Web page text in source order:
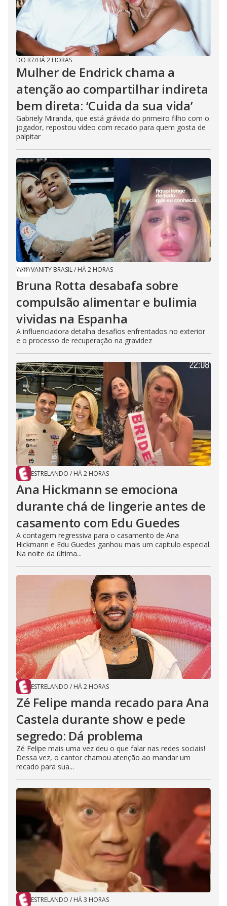
DO R7/HÁ 2 HORAS
Mulher de Endrick chama a
atenção ao compartilhar indireta
bem direta: ‘Cuida da sua vida’
Gabriely Miranda, que está grávida do primeiro filho com o
jogador, repostou vídeo com recado para quem gosta de
palpitar
VANITY BRASIL/ HÁ 2 HORAS
Bruna Rotta desabafa sobre
compulsão alimentar e bulimia
vividas na Espanha
A influenciadora detalha desafios enfrentados no exterior
e o processo de recuperação na gravidez
ESTRELANDO / HÁ 2 HORAS
Ana Hickmann se emociona
durante chá de lingerie antes de
casamento com Edu Guedes
A contagem regressiva para o casamento de Ana
Hickmann e Edu Guedes ganhou mais um capítulo especial.
Na noite da última...
ESTRELANDO / HÁ 2 HORAS
Zé Felipe manda recado para Ana
Castela durante show e pede
segredo: Dá problema
Zé Felipe mais uma vez deu o que falar nas redes sociais!
Dessa vez, o cantor chamou atenção ao mandar um
recado para sua...
ESTRELANDO / HÁ 3 HORAS